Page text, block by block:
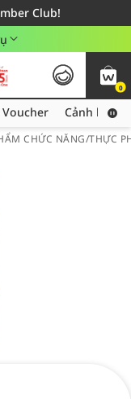
Club!
từ 249,000Đ
TP. Hồ Chí Minh
0
Cảnh báo
CHỨC NĂNG/THỰC